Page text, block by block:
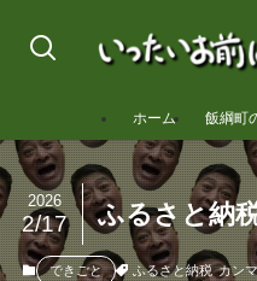
ホーム 飯綱町
ふるさと納
2026
2/17
できごと ふるさと納税 カン